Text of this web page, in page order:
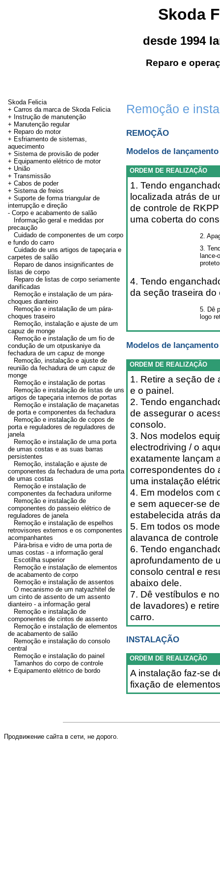
Skoda
desde 1994
Reparo e
Skoda Felicia
+ Carros da marca de Skoda Felicia
+ Instrução de manutenção
+ Manutenção regular
+ Reparo do motor
+ Esfriamento de sistemas,
aquecimento
+ Sistema de provisão de poder
+ Equipamento elétrico de motor
+ União
+ Transmissão
+ Cabos de poder
+ Sistema de freios
+ Suporte de forma triangular de
interrupção e direção
- Corpo e acabamento de salão
Informação geral e medidas por
precaução
Cuidado de componentes de um corpo
e fundo do carro
Cuidado de uns artigos de tapeçaria e
carpetes de salão
Reparo de danos insignificantes de
listas de corpo
Reparo de listas de corpo seriamente
danificadas
Remoção e instalação de um pára-
choques dianteiro
Remoção e instalação de um pára-
choques traseiro
Remoção, instalação e ajuste de um
capuz de monge
Remoção e instalação de um fio de
condução de um otpuskaniye da
fechadura de um capuz de monge
Remoção, instalação e ajuste de
reunião da fechadura de um capuz de
monge
Remoção e instalação de portas
Remoção e instalação de listas de uns
artigos de tapeçaria internos de portas
Remoção e instalação de maçanetas
de porta e componentes da fechadura
Remoção e instalação de copos de
porta e reguladores de reguladores de
janela
Remoção e instalação de uma porta
de umas costas e as suas barras
persistentes
Remoção, instalação e ajuste de
componentes da fechadura de uma porta
de umas costas
Remoção e instalação de
componentes da fechadura uniforme
Remoção e instalação de
componentes do passeio elétrico de
reguladores de janela
Remoção e instalação de espelhos
retrovisores externos e os componentes
acompanhantes
Pára-brisa e vidro de uma porta de
umas costas - a informação geral
Escotilha superior
Remoção e instalação de elementos
de acabamento de corpo
Remoção e instalação de assentos
O mecanismo de um natyazhitel de
um cinto de assento de um assento
dianteiro - a informação geral
Remoção e instalação de
componentes de cintos de assento
Remoção e instalação de elementos
de acabamento de salão
Remoção e instalação do consolo
central
Remoção e instalação do painel
Tamanhos do corpo de controle
+ Equipamento elétrico de bordo
Remoção e
REMOÇÃO
Modelos de lançamento
ORDEM DE REALIZAÇÃO
1. Tendo
localizada atrás de
de controle de
uma coberta do
2.
3.
lance-
4. Tendo
da seção traseira
5. Dê
logo
Modelos de lançamento
ORDEM DE REALIZAÇÃO
1. Retire a seção de
e o painel.
2. Tendo
de assegurar o
consolo.
3. Nos modelos
electrodriving / o
exatamente lançam
correspondentes do
uma instalação
4. Em modelos com
e sem aquecer-se
estabelecida atrás
5. Em todos os
alavanca de controle
6. Tendo
aprofundamento de
consolo central e
abaixo dele.
7. Dê vestíbulos e
de lavadores) e
carro.
INSTALAÇÃO
ORDEM DE REALIZAÇÃO
A instalação faz-se
fixação de
Продвижение сайта в сети, не дорого.